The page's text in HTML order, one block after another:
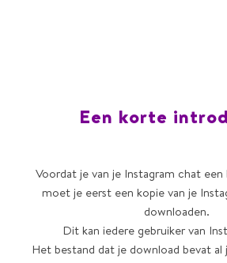
Een korte
Voordat je van je Instagram chat
moet je eerst een kopie van je
downloaden.
Dit kan iedere gebruiker van
Het bestand dat je download bevat al